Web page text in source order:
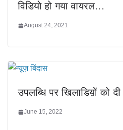
विडियो हो गया वायरल…
August 24, 2021
उपलब्धि पर खिलाडिय़ों को
June 15, 2022